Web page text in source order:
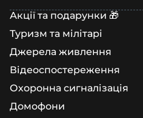
Акції та подарунки 🎁
Туризм та мілітарі
Джерела живлення
Відеоспостереження
Охоронна сигналізація
Домофони